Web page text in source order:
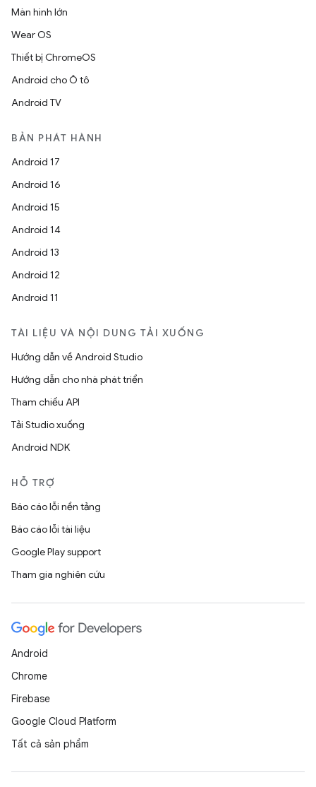
Màn hình lớn
Wear OS
Thiết bị ChromeOS
Android cho Ô tô
Android TV
BẢN PHÁT HÀNH
Android 17
Android 16
Android 15
Android 14
Android 13
Android 12
Android 11
TÀI LIỆU VÀ NỘI DUNG TẢI XUỐNG
Hướng dẫn về Android Studio
Hướng dẫn cho nhà phát triển
Tham chiếu API
Tải Studio xuống
Android NDK
HỖ TRỢ
Báo cáo lỗi nền tảng
Báo cáo lỗi tài liệu
Google Play support
Tham gia nghiên cứu
Android
Chrome
Firebase
Google Cloud Platform
Tất cả sản phẩm